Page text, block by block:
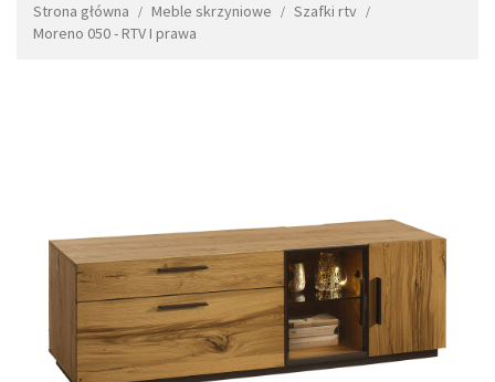
Strona główna Meble skrzyniowe
Szafki rtv
Moreno 050 - RTV I prawa